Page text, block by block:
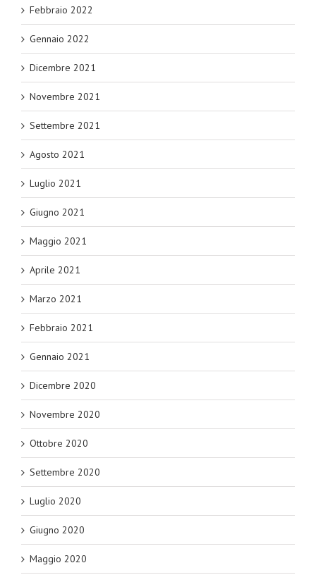
Febbraio 2022
Gennaio 2022
Dicembre 2021
Novembre 2021
Settembre 2021
Agosto 2021
Luglio 2021
Giugno 2021
Maggio 2021
Aprile 2021
Marzo 2021
Febbraio 2021
Gennaio 2021
Dicembre 2020
Novembre 2020
Ottobre 2020
Settembre 2020
Luglio 2020
Giugno 2020
Maggio 2020